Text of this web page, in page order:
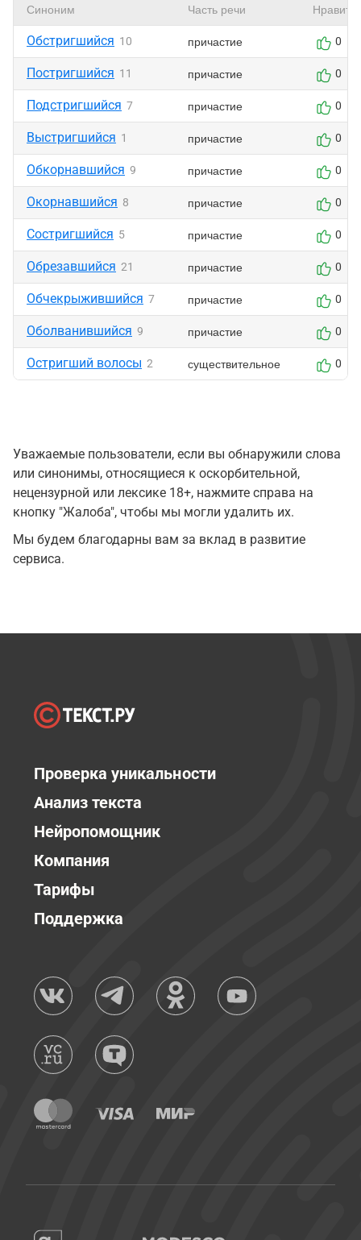
Синоним Часть речи
Обстригшийся 10 причастие 0
Постригшийся 11 причастие 0
Подстригшийся 7 причастие 0
Выстригшийся 1 причастие 0
Обкорнавшийся 9 причастие 0
Окорнавшийся 8 причастие 0
Состригшийся 5 причастие 0
Обрезавшийся 21 причастие 0
Обчекрыжившийся 7 причастие 0
Оболванившийся 9 причастие 0
Остригший волосы 2 существительное 0
Уважаемые пользователи, если вы обнаружили слова
или синонимы, относящиеся к оскорбительной,
нецензурной или лексике 18+, нажмите справа на
кнопку "Жалоба", чтобы мы могли удалить их.
Мы будем благодарны вам за вклад в развитие
сервиса.
Проверка уникальности
Анализ текста
Нейропомощник
Компания
Тарифы
Поддержка